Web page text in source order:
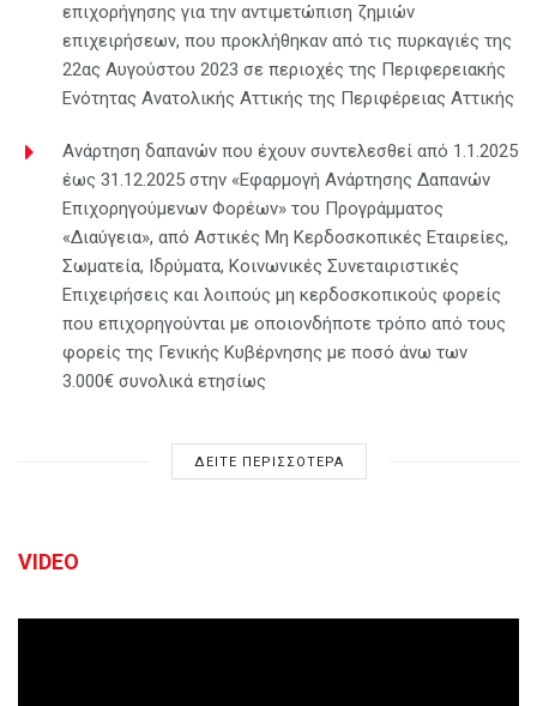
επιχορήγησης για την αντιμετώπιση ζημιών
επιχειρήσεων, που προκλήθηκαν από τις πυρκαγιές της
22ας Αυγούστου 2023 σε περιοχές της Περιφερειακής
Ενότητας Ανατολικής Αττικής της Περιφέρειας Αττικής
Ανάρτηση δαπανών που έχουν συντελεσθεί από 1.1.2025
έως 31.12.2025 στην «Εφαρμογή Ανάρτησης Δαπανών
Επιχορηγούμενων Φορέων» του Προγράμματος
«Διαύγεια», από Αστικές Μη Κερδοσκοπικές Εταιρείες,
Σωματεία, Ιδρύματα, Κοινωνικές Συνεταιριστικές
Επιχειρήσεις και λοιπούς μη κερδοσκοπικούς φορείς
που επιχορηγούνται με οποιονδήποτε τρόπο από τους
φορείς της Γενικής Κυβέρνησης με ποσό άνω των
3.000€ συνολικά ετησίως
ΔΕΙΤΕ ΠΕΡΙΣΣΟΤΕΡΑ
VIDEO